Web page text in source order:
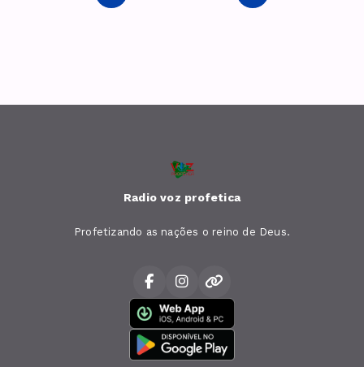
Radio voz profetica
Profetizando as nações o reino de Deus.